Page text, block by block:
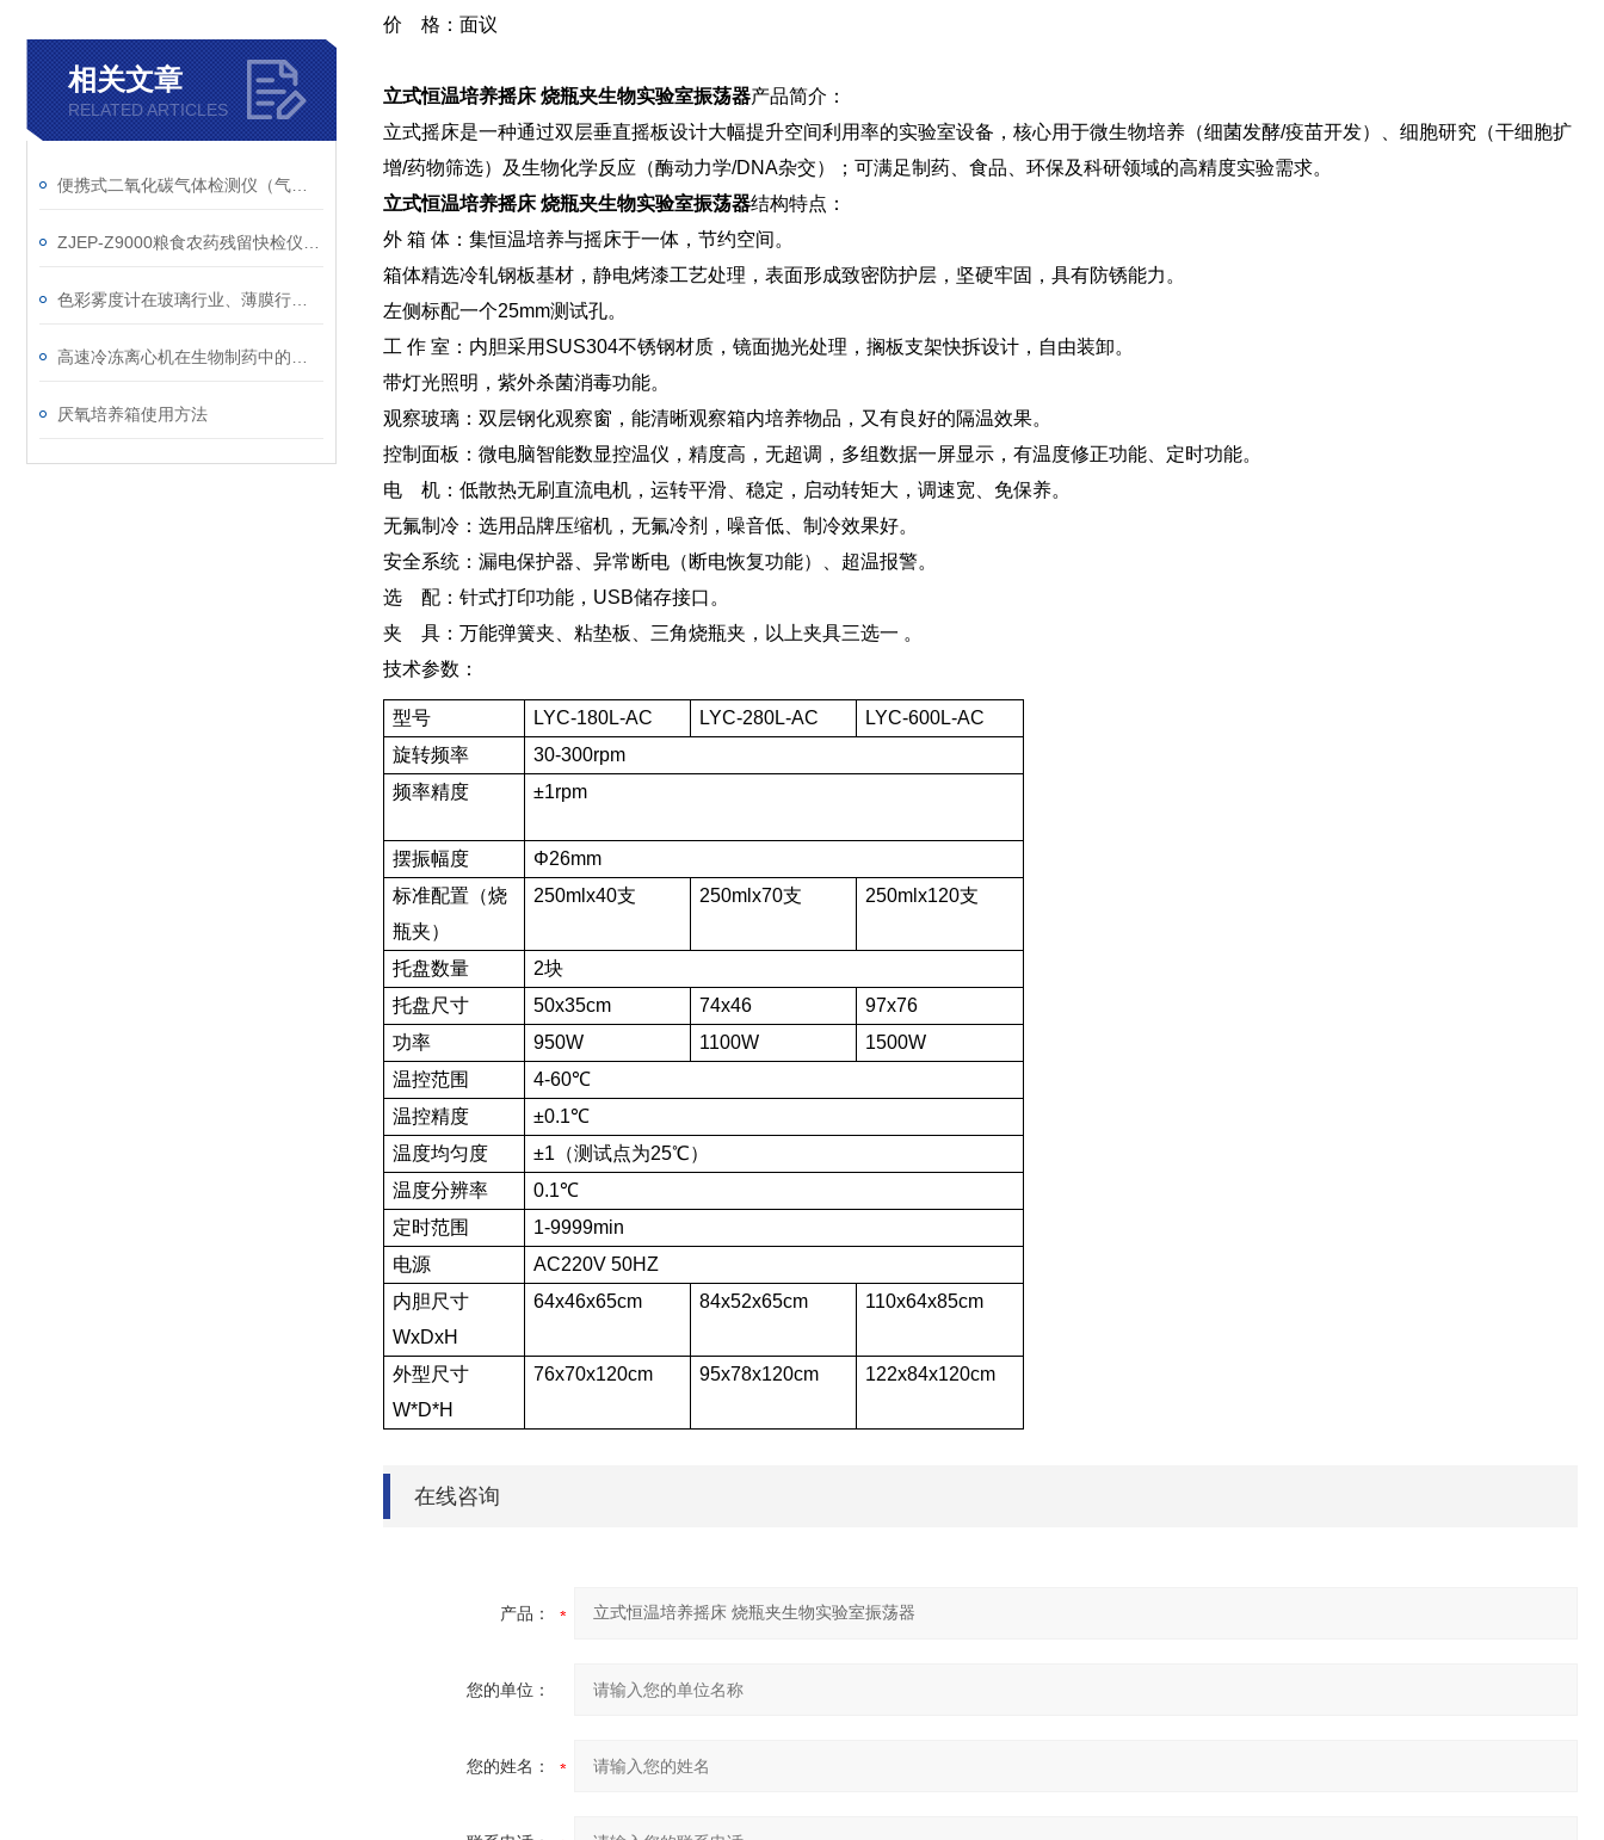
相关文章
RELATED ARTICLES
厌氧培养箱使用方法
价 格：面议
立式恒温培养摇床 烧瓶夹生物实验室振荡器产品简介：
立式摇床是一种通过双层垂直摇板设计大幅提升空间利用率的实验室设备，核心用于微生物培养（细菌发酵/疫苗开发）、细胞研究（干细胞扩
增/药物筛选）及生物化学反应（酶动力学/DNA杂交）；可满足制药、食品、环保及科研领域的高精度实验需求。
立式恒温培养摇床 烧瓶夹生物实验室振荡器结构特点：
外 箱 体：集恒温培养与摇床于一体，节约空间。
箱体精选冷轧钢板基材，静电烤漆工艺处理，表面形成致密防护层，坚硬牢固，具有防锈能力。
左侧标配一个25mm测试孔。
工 作 室：内胆采用SUS304不锈钢材质，镜面抛光处理，搁板支架快拆设计，自由装卸。
带灯光照明，紫外杀菌消毒功能。
观察玻璃：双层钢化观察窗，能清晰观察箱内培养物品，又有良好的隔温效果。
控制面板：微电脑智能数显控温仪，精度高，无超调，多组数据一屏显示，有温度修正功能、定时功能。
电 机：低散热无刷直流电机，运转平滑、稳定，启动转矩大，调速宽、免保养。
无氟制冷：选用品牌压缩机，无氟冷剂，噪音低、制冷效果好。
安全系统：漏电保护器、异常断电（断电恢复功能）、超温报警。
选 配：针式打印功能，USB储存接口。
夹 具：万能弹簧夹、粘垫板、三角烧瓶夹，以上夹具三选一 。
技术参数：
型号 LYC-180L-AC LYC-280L-AC
LYC-600L-AC
旋转频率
30-300rpm
频率精度
±1rpm
摆振幅度
Φ26mm
标准配置（烧
瓶夹）
250mlx40支 250mlx70支 250mlx120支
托盘数量
2块
托盘尺寸
50x35cm 74x46
97x76
功率
950W 1100W
1500W
温控范围
4-60℃
温控精度
±0.1℃
温度均匀度
±1（测试点为25℃）
温度分辨率
0.1℃
定时范围
1-9999min
电源
AC220V 50HZ
内胆尺寸
WxDxH
64x46x65cm 84x52x65cm 110x64x85cm
外型尺寸
W*D*H
76x70x120cm 95x78x120cm 122x84x120cm
在线咨询
产品：
您的单位：
您的姓名：